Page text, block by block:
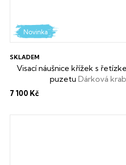
Novinka
Visací náušnice křížek s
puzetu Dárková
SKLADEM
7 100 Kč